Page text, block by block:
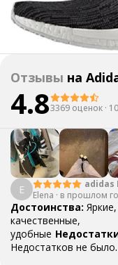
Отзывы на
4.83369 оценок ·
E
adidas
Elena · в прошлом
Достоинства:
качественные,
удобные
Недостатков не было